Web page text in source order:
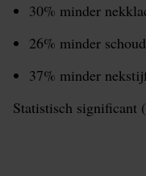
30% minder
26% minder
37% minder
Statistisch significant